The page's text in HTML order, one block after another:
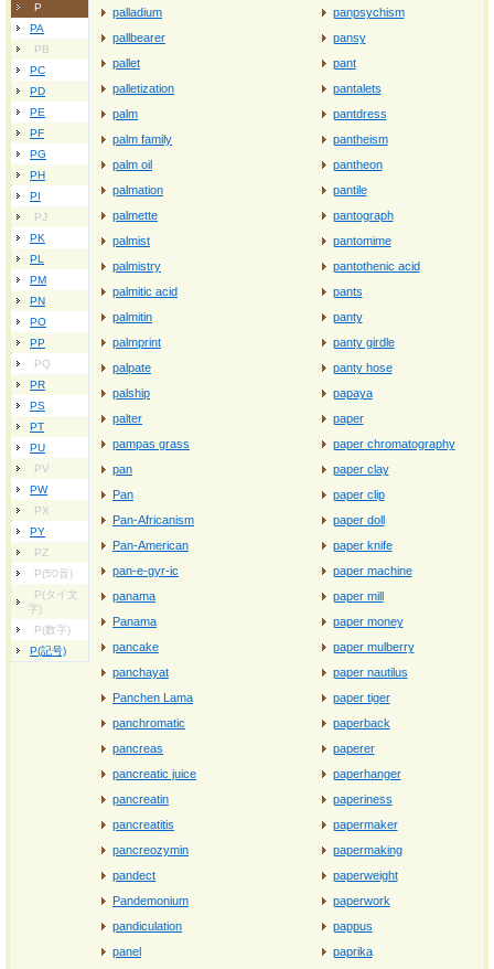
P
PA
PB
PC
PD
PE
PF
PG
PH
PI
PJ
PK
PL
PM
PN
PO
PP
PQ
PR
PS
PT
PU
PV
PW
PX
PY
PZ
P(50音)
P(タイ文
字)
P(数字)
P(記号)
palladium
pallbearer
pallet
palletization
palm
palm family
palm oil
palmation
palmette
palmist
palmistry
palmitic acid
palmitin
palmprint
palpate
palship
palter
pampas grass
pan
Pan
Pan-Africanism
Pan-American
pan-e-gyr-ic
panama
Panama
pancake
panchayat
Panchen Lama
panchromatic
pancreas
pancreatic juice
pancreatin
pancreatitis
pancreozymin
pandect
Pandemonium
pandiculation
panel
panpsychism
pansy
pant
pantalets
pantdress
pantheism
pantheon
pantile
pantograph
pantomime
pantothenic acid
pants
panty
panty girdle
panty hose
papaya
paper
paper chromatography
paper clay
paper clip
paper doll
paper knife
paper machine
paper mill
paper money
paper mulberry
paper nautilus
paper tiger
paperback
paperer
paperhanger
paperiness
papermaker
papermaking
paperweight
paperwork
pappus
paprika